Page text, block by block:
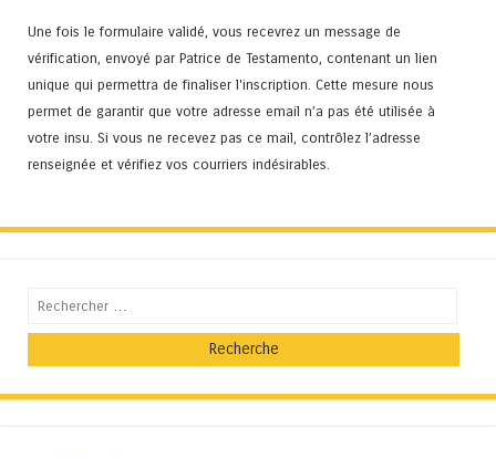
Une fois le formulaire validé, vous recevrez un message de
vérification, envoyé par Patrice de Testamento, contenant un lien
unique qui permettra de finaliser l'inscription. Cette mesure nous
permet de garantir que votre adresse email n’a pas été utilisée à
votre insu. Si vous ne recevez pas ce mail, contrôlez l’adresse
renseignée et vérifiez vos courriers indésirables.
Recherche